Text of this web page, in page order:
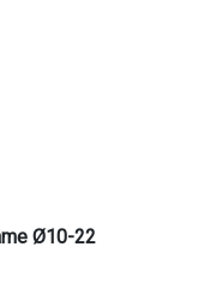
Ø10-22